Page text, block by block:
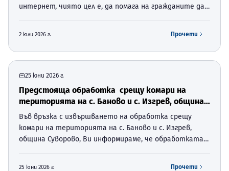
интернет, чиято цел е, да помага на гражданите да
2 юли 2026 г. Прочети
25 юни 2026 г.
Предстояща обработка срещу комари на
територията на с. Баново и с. Изгрев, община
Суворово,
Във връзка с извършването на обработка срещу
комари на територията на с. Баново и с. Изгрев,
община Суворово, Ви информираме, че обработката
25 юни 2026 г. Прочети